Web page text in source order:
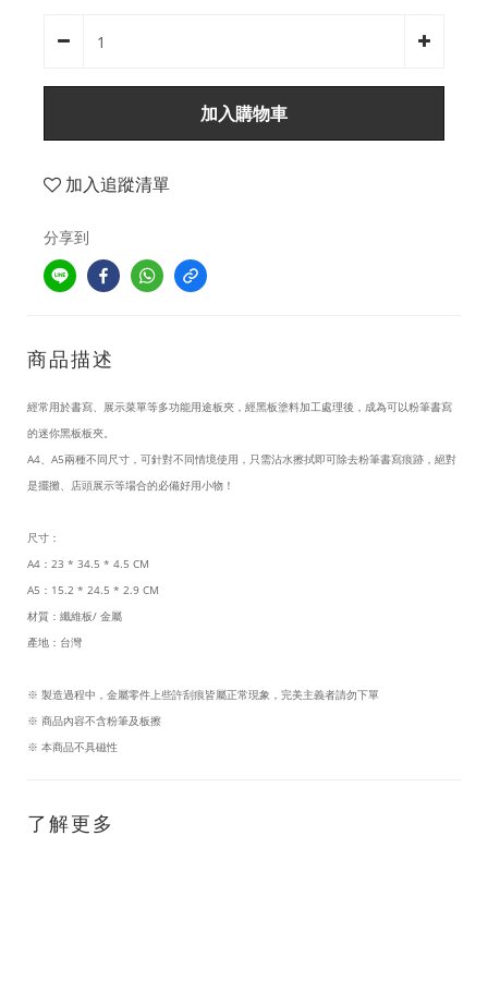
加入購物車
加入追蹤清單
分享到
商品描述
經常用於書寫、展示菜單等多功能用途板夾， 經黑板塗料加工處理後，成為可以粉筆書寫
的迷你黑板板夾。
A4、A5兩種不同尺寸，可針對不同情境使用，只需沾水擦拭即可除去粉筆書寫痕跡，絕對
是擺攤、店頭展示等場合的必備好用小物！
尺寸：
A4：23 * 34.5 * 4.5 CM
A5：15.2 * 24.5 * 2.9 CM
材質：纖維板/ 金屬
產地：台灣
※ 製造過程中，金屬零件上些許刮痕皆屬正常現象，完美主義者請勿下單
※ 商品內容不含粉筆及板擦
※ 本商品不具磁性
了解更多